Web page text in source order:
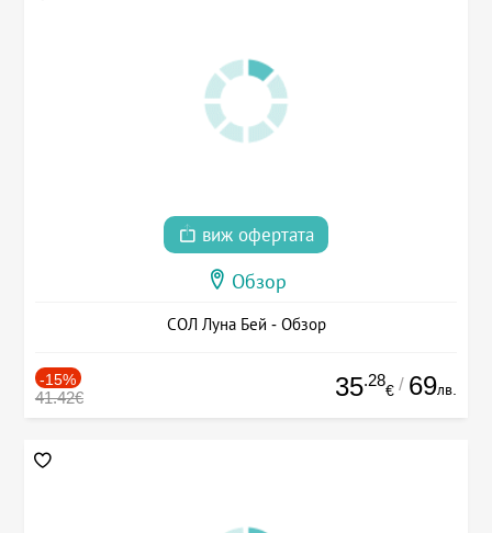
виж офертата
Обзор
СОЛ Луна Бей - Обзор
-15%
41.42€ 35.28
€ / 69лв.